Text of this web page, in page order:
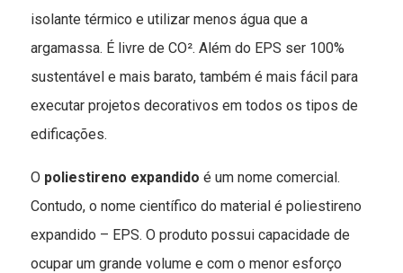
isolante térmico e utilizar menos água que a
argamassa. É livre de CO². Além do EPS ser 100%
sustentável e mais barato, também é mais fácil para
executar projetos decorativos em todos os tipos de
edificações.
O poliestireno expandido é um nome comercial.
Contudo, o nome científico do material é poliestireno
expandido – EPS. O produto possui capacidade de
ocupar um grande volume e com o menor esforço